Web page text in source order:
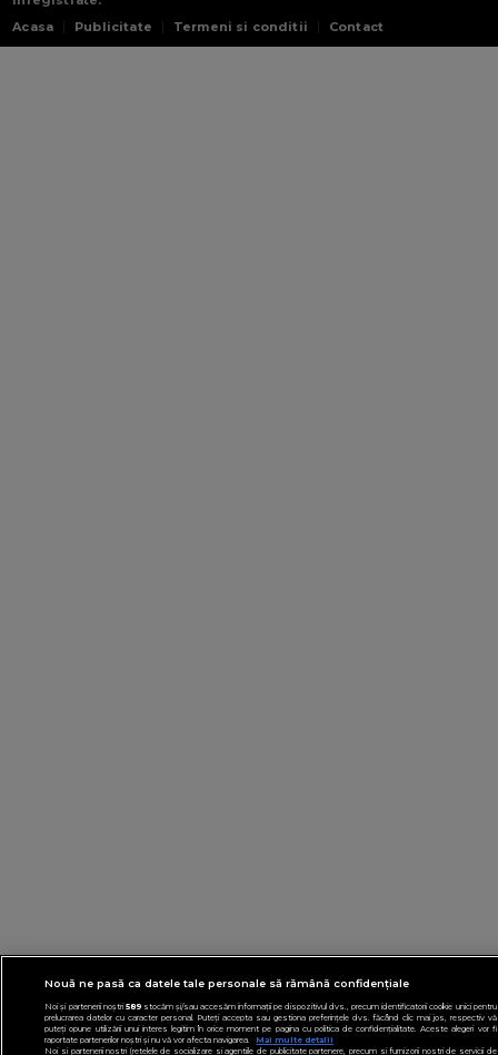
Acasa
Publicitate Termeni si conditii Contact
Nouă ne pasă ca datele tale personale să rămână confidențiale
Noi și partenerii noștri589stocăm și/sau accesăm informații pe dispozitivul dvs., precum identificatorii cookie unici pentru
prelucrarea datelor cu caracter personal. Puteți accepta sau gestiona preferințele dvs. făcând clic mai jos, respectiv vă
puteți opune utilizării unui interes legitim în orice moment pe pagina cu politica de confidențialitate. Aceste alegeri vor fi
raportate partenerilor noștri și nu vă vor afecta navigarea.
Mai multe detalii
Noi si partenerii nostri (retelele de socializare si agentiile de publicitate partenere, precum si furnizorii nostri de servicii de